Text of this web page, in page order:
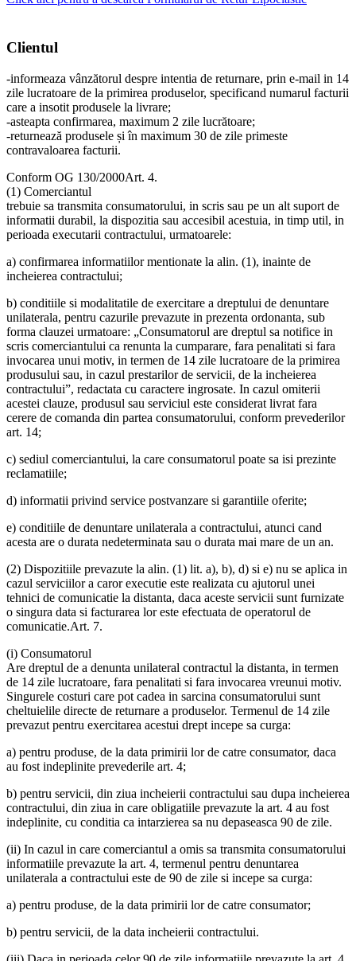
Clientul
-informeaza vânzătorul despre intentia de returnare, prin e-mail in 14
zile lucratoare de la primirea produselor, specificand numarul facturii
care a insotit produsele la livrare;
-asteapta confirmarea, maximum 2 zile lucrătoare;
-returnează produsele și în maximum 30 de zile primeste
contravaloarea facturii.
Conform OG 130/2000Art. 4.
(1) Comerciantul
trebuie sa transmita consumatorului, in scris sau pe un alt suport de
informatii durabil, la dispozitia sau accesibil acestuia, in timp util, in
perioada executarii contractului, urmatoarele:
a) confirmarea informatiilor mentionate la alin. (1), inainte de
incheierea contractului;
b) conditiile si modalitatile de exercitare a dreptului de denuntare
unilaterala, pentru cazurile prevazute in prezenta ordonanta, sub
forma clauzei urmatoare: „Consumatorul are dreptul sa notifice in
scris comerciantului ca renunta la cumparare, fara penalitati si fara
invocarea unui motiv, in termen de 14 zile lucratoare de la primirea
produsului sau, in cazul prestarilor de servicii, de la incheierea
contractului”, redactata cu caractere ingrosate. In cazul omiterii
acestei clauze, produsul sau serviciul este considerat livrat fara
cerere de comanda din partea consumatorului, conform prevederilor
art. 14;
c) sediul comerciantului, la care consumatorul poate sa isi prezinte
reclamatiile;
d) informatii privind service postvanzare si garantiile oferite;
e) conditiile de denuntare unilaterala a contractului, atunci cand
acesta are o durata nedeterminata sau o durata mai mare de un an.
(2) Dispozitiile prevazute la alin. (1) lit. a), b), d) si e) nu se aplica in
cazul serviciilor a caror executie este realizata cu ajutorul unei
tehnici de comunicatie la distanta, daca aceste servicii sunt furnizate
o singura data si facturarea lor este efectuata de operatorul de
comunicatie.Art. 7.
(i) Consumatorul
Are dreptul de a denunta unilateral contractul la distanta, in termen
de 14 zile lucratoare, fara penalitati si fara invocarea vreunui motiv.
Singurele costuri care pot cadea in sarcina consumatorului sunt
cheltuielile directe de returnare a produselor. Termenul de 14 zile
prevazut pentru exercitarea acestui drept incepe sa curga:
a) pentru produse, de la data primirii lor de catre consumator, daca
au fost indeplinite prevederile art. 4;
b) pentru servicii, din ziua incheierii contractului sau dupa incheierea
contractului, din ziua in care obligatiile prevazute la art. 4 au fost
indeplinite, cu conditia ca intarzierea sa nu depaseasca 90 de zile.
(ii) In cazul in care comerciantul a omis sa transmita consumatorului
informatiile prevazute la art. 4, termenul pentru denuntarea
unilaterala a contractului este de 90 de zile si incepe sa curga:
a) pentru produse, de la data primirii lor de catre consumator;
b) pentru servicii, de la data incheierii contractului.